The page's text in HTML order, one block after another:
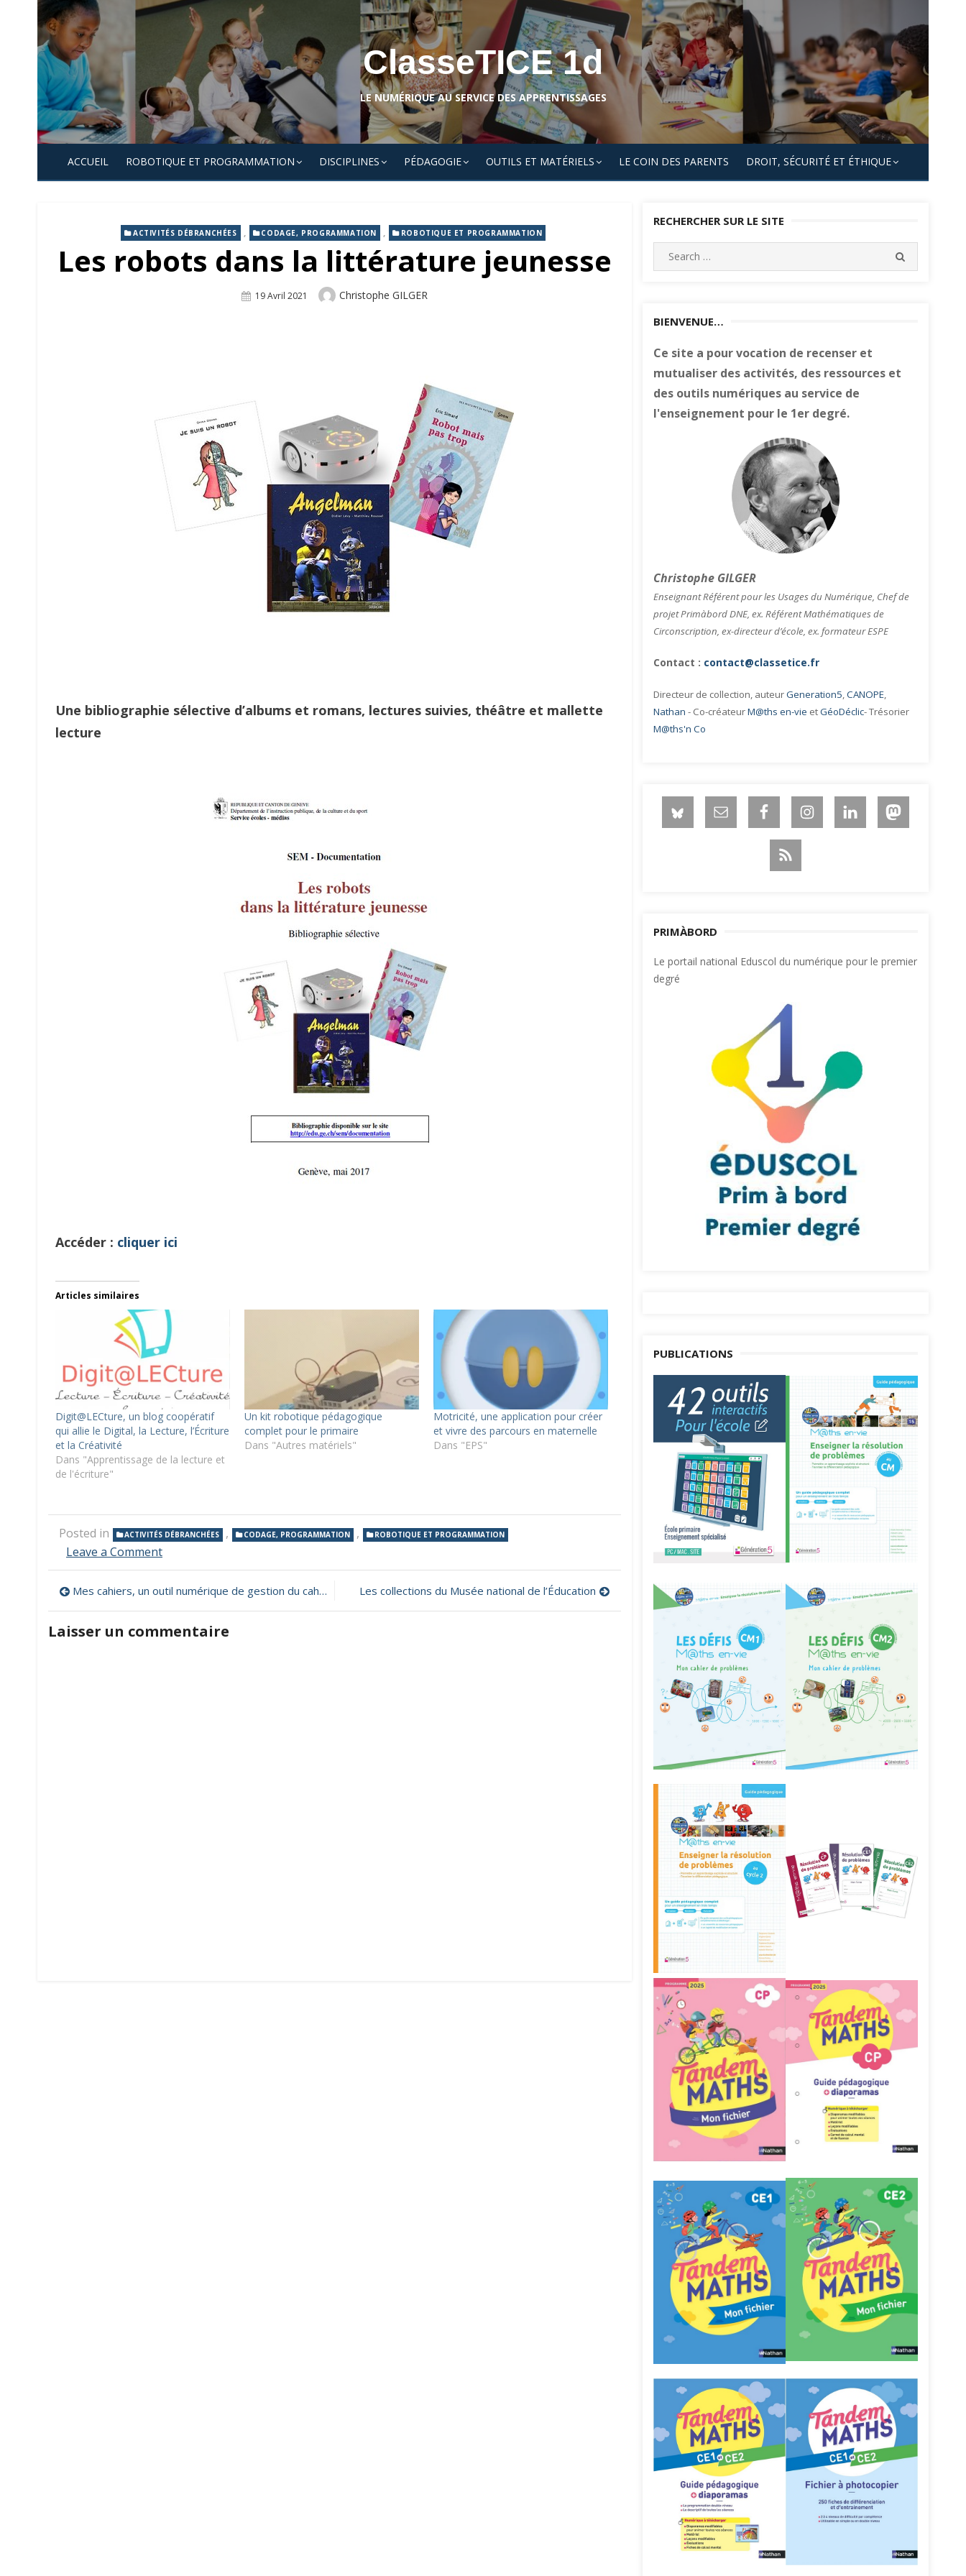
Skip
to
content
ClasseTICE 1d
LE NUMÉRIQUE AU SERVICE DES APPRENTISSAGES
ACCUEIL ROBOTIQUE ET PROGRAMMATION DISCIPLINES PÉDAGOGIE OUTILS ET MATÉRIELS LE COIN DES PARENTS DROIT, SÉCURITÉ ET ÉTHIQUE
ACTIVITÉS DÉBRANCHÉES , CODAGE, PROGRAMMATION , ROBOTIQUE ET PROGRAMMATION
Les robots dans la littérature jeunesse
Posted
19 Avril 2021 Author
Christophe GILGER
Une bibliographie sélective d’albums et romans, lectures suivies, théâtre et mallette
lecture
Accéder : cliquer ici
Articles similaires
Digit@LECture, un blog coopératif
qui allie le Digital, la Lecture, l’Écriture
et la Créativité
Dans "Apprentissage de la lecture et
de l'écriture"
Un kit robotique pédagogique
complet pour le primaire
Dans "Autres matériels"
Motricité, une application pour créer
et vivre des parcours en maternelle
Dans "EPS"
Posted in ACTIVITÉS DÉBRANCHÉES , CODAGE, PROGRAMMATION , ROBOTIQUE ET PROGRAMMATION
Leave a Commenton
dans
la
littérature
jeunesse
Navigation
de
l’article
Mes cahiers, un outil numérique de gestion du cahier de suivi des apprentissages Les collections du Musée national de l’Éducation
Laisser un commentaire
RECHERCHER SUR LE SITE
Search
for:
BIENVENUE…
Ce site a pour vocation de recenser et
mutualiser des activités, des ressources et
des outils numériques au service de
l'enseignement pour le 1er degré.
Christophe GILGER
Enseignant Référent pour les Usages du Numérique, Chef de
projet Primàbord DNE, ex. Référent Mathématiques de
Circonscription, ex-directeur d’école, ex. formateur ESPE
Contact : contact@classetice.fr
Directeur de collection, auteurGeneration5,CANOPE,
Nathan - Co-créateurM@ths en-vie etGéoDéclic- Trésorier
M@ths'n Co
PRIMÀBORD
Le portail national Eduscol du numérique pour le premier
degré
PUBLICATIONS